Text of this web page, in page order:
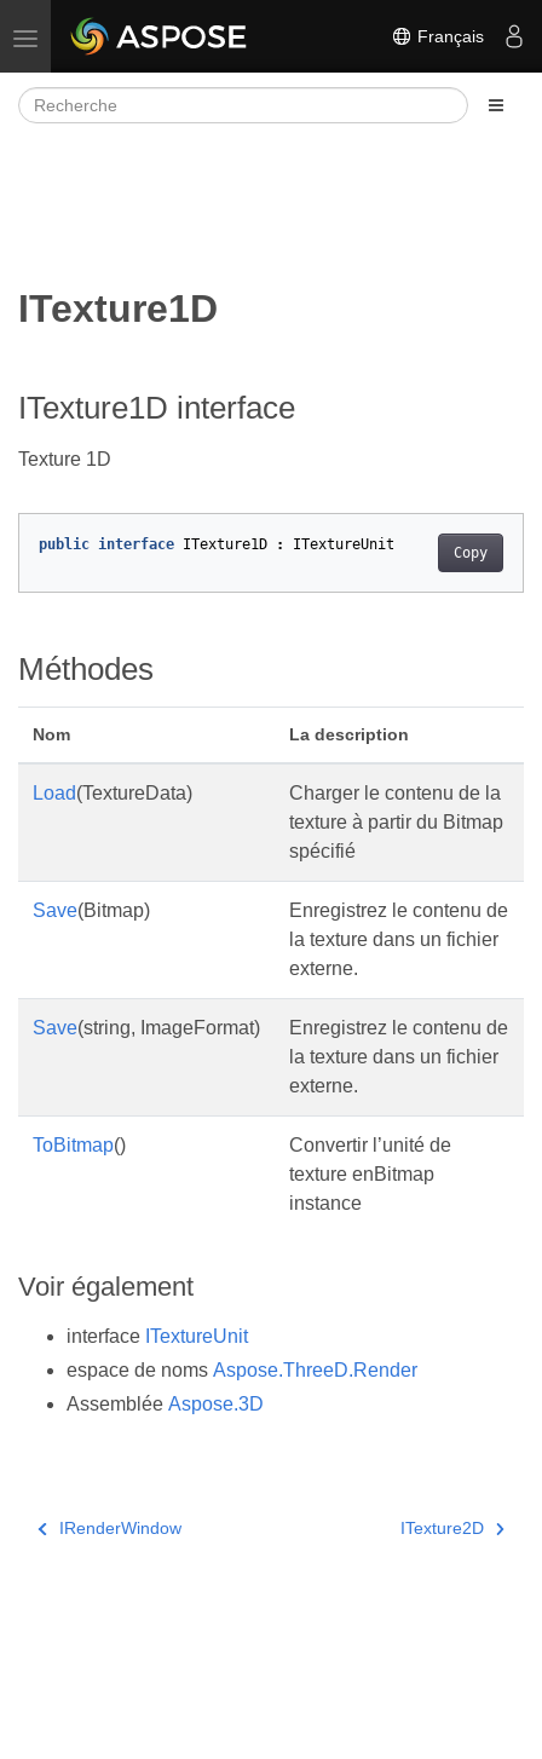
Basculer la navigation Français
ITexture1D
ITexture1D interface
Texture 1D
Copy
public interface ITexture1D : ITextureUnit
Méthodes
Nom La description
Load(TextureData)
Charger le contenu de la
texture à partir du Bitmap
spécifié
Save(Bitmap)
Enregistrez le contenu de
la texture dans un fichier
externe.
Save(string, ImageFormat)
Enregistrez le contenu de
la texture dans un fichier
externe.
ToBitmap()
Convertir l’unité de
texture enBitmap
instance
Voir également
interface ITextureUnit
espace de noms Aspose.ThreeD.Render
Assemblée Aspose.3D
IRenderWindow ITexture2D